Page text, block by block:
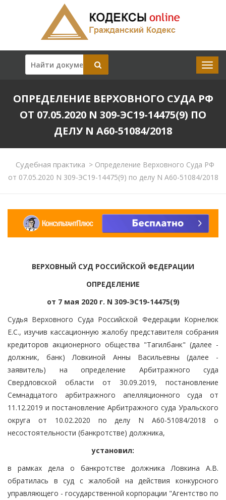
ОПРЕДЕЛЕНИЕ ВЕРХОВНОГО СУДА РФ
ОТ 07.05.2020 N 309-ЭС19-14475(9) ПО
ДЕЛУ N А60-51084/2018
Судебная практика >Определение Верховного Суда РФ
от 07.05.2020 N 309-ЭС19-14475(9) по делу N А60-51084/2018
ВЕРХОВНЫЙ СУД РОССИЙСКОЙ ФЕДЕРАЦИИ
ОПРЕДЕЛЕНИЕ
от 7 мая 2020 г. N 309-ЭС19-14475(9)
Судья Верховного Суда Российской Федерации Корнелюк
Е.С., изучив кассационную жалобу представителя собрания
кредиторов акционерного общества "Тагилбанк" (далее -
должник, банк) Ловкиной Анны Васильевны (далее -
заявитель) на определение Арбитражного суда
Свердловской области от 30.09.2019, постановление
Семнадцатого арбитражного апелляционного суда от
11.12.2019 и постановление Арбитражного суда Уральского
округа от 10.02.2020 по делу N А60-51084/2018 о
несостоятельности (банкротстве) должника,
установил:
в рамках дела о банкротстве должника Ловкина А.В.
обратилась в суд с жалобой на действия конкурсного
управляющего - государственной корпорации "Агентство по